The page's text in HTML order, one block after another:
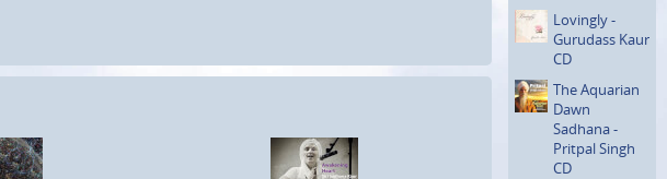
Lovingly -
Gurudass Kaur
CD
The Aquarian
Dawn
Sadhana -
Pritpal Singh
CD